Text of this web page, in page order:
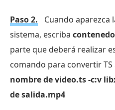
Paso 2.
Cuando aparezca
sistema, escriba
parte que deberá realizar
comando para convertir TS
nombre de video.ts -c:v
de salida.mp4